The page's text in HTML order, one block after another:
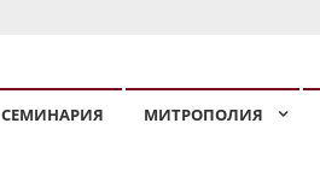
СЕМИНАРИЯ МИТРОПОЛИЯ